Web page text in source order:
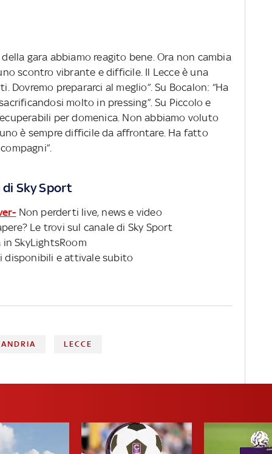
gara abbiamo reagito bene. Ora non cambia
scontro vibrante e difficile. Il Lecce è una
prepararci al meglio”. Su Bocalon: “Ha
molto in pressing”. Su Piccolo e
per domenica. Non abbiamo voluto
è sempre difficile da affrontare. Ha fatto
Sky Sport
Non perderti live, news e video
Le trovi sul canale di Sky Sport
in SkyLightsRoom
disponibili e attivale subito
LECCE